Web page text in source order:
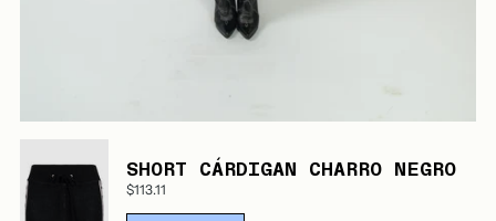
SHORT CÁRDIGAN CHARRO NEGRO
$113.11